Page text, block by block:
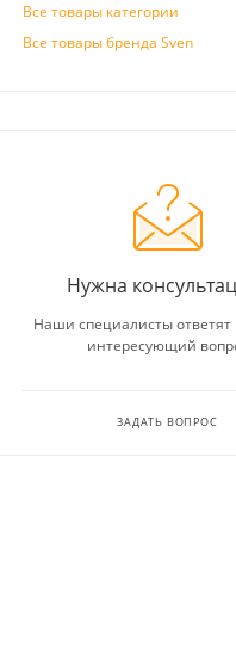
Все товары категории
Все товары бренда Sven
Нужна
Наши специалисты
интересующий
ЗАДАТЬ ВОПРОС